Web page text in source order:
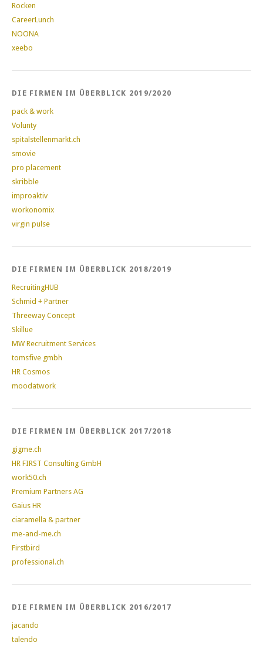
Rocken
CareerLunch
NOONA
xeebo
DIE FIRMEN IM ÜBERBLICK 2019/2020
pack & work
Volunty
spitalstellenmarkt.ch
smovie
pro placement
skribble
improaktiv
workonomix
virgin pulse
DIE FIRMEN IM ÜBERBLICK 2018/2019
RecruitingHUB
Schmid + Partner
Threeway Concept
Skillue
MW Recruitment Services
tomsfive gmbh
HR Cosmos
moodatwork
DIE FIRMEN IM ÜBERBLICK 2017/2018
gigme.ch
HR FIRST Consulting GmbH
work50.ch
Premium Partners AG
Gaius HR
ciaramella & partner
me-and-me.ch
Firstbird
professional.ch
DIE FIRMEN IM ÜBERBLICK 2016/2017
jacando
talendo